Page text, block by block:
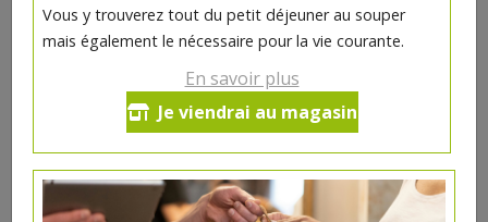
Vous y trouverez tout du petit déjeuner au souper
mais également le nécessaire pour la vie courante.
En savoir plus
Je viendrai au magasin
Pochette pour savon tissu
lavable
- 1 pc